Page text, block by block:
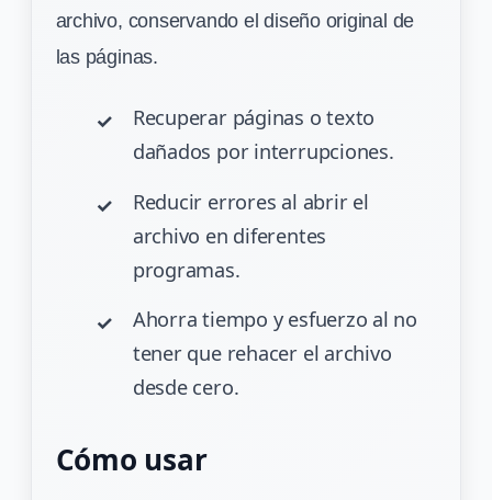
archivo, conservando el diseño original de
las páginas.
Recuperar páginas o texto
dañados por interrupciones.
Reducir errores al abrir el
archivo en diferentes
programas.
Ahorra tiempo y esfuerzo al no
tener que rehacer el archivo
desde cero.
Cómo usar